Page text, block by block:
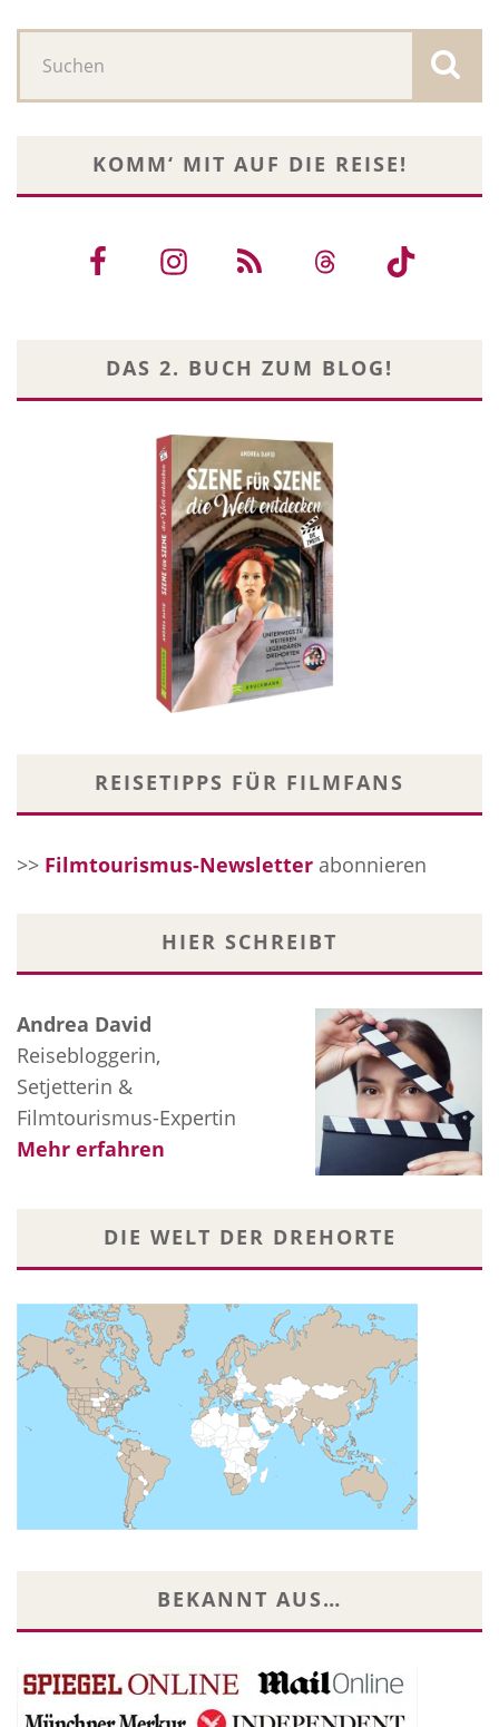
KOMM‘ MIT AUF DIE REISE!
DAS 2. BUCH ZUM BLOG!
REISETIPPS FÜR FILMFANS
>> Filmtourismus-Newsletter abonnieren
HIER SCHREIBT
Andrea David
Reisebloggerin,
Setjetterin &
Filmtourismus-Expertin
Mehr erfahren
DIE WELT DER DREHORTE
BEKANNT AUS…